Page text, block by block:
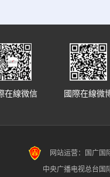
國際在線微
在線微信
网站运营：国广国
中央广播电视总台国